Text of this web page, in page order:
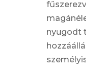
nyugodt